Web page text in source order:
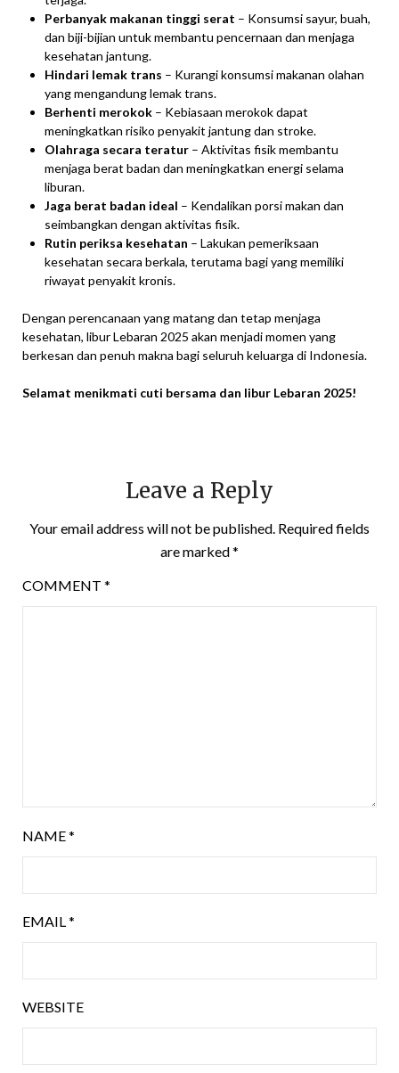
Perbanyak makanan tinggi serat – Konsumsi sayur, buah,
dan biji-bijian untuk membantu pencernaan dan menjaga
kesehatan jantung.
Hindari lemak trans – Kurangi konsumsi makanan olahan
yang mengandung lemak trans.
Berhenti merokok – Kebiasaan merokok dapat
meningkatkan risiko penyakit jantung dan stroke.
Olahraga secara teratur – Aktivitas fisik membantu
menjaga berat badan dan meningkatkan energi selama
liburan.
Jaga berat badan ideal – Kendalikan porsi makan dan
seimbangkan dengan aktivitas fisik.
Rutin periksa kesehatan – Lakukan pemeriksaan
kesehatan secara berkala, terutama bagi yang memiliki
riwayat penyakit kronis.
Dengan perencanaan yang matang dan tetap menjaga
kesehatan, libur Lebaran 2025 akan menjadi momen yang
berkesan dan penuh makna bagi seluruh keluarga di Indonesia.
Selamat menikmati cuti bersama dan libur Lebaran 2025!
Leave a Reply
Your email address will not be published. Required fields
are marked*
COMMENT *
NAME*
EMAIL*
WEBSITE